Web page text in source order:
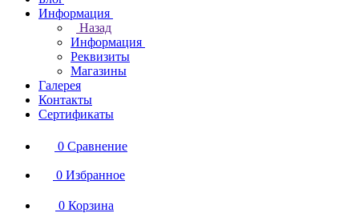
Информация
Назад
Информация
Реквизиты
Магазины
Галерея
Контакты
Сертификаты
0 Сравнение
0 Избранное
0 Корзина